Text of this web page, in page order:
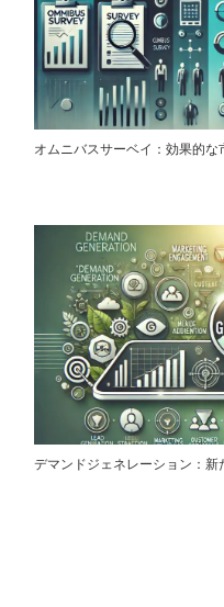
オムニバスサーベイ：効果的
デマンドジェネレーション：